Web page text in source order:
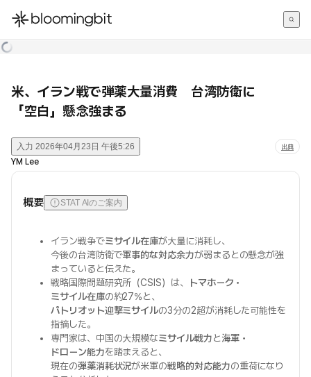
한국어
米、イラン戦で弾薬大量消費 台湾防衛に
「空白」懸念強まる
入力 2026年04月23日 午後5:26 出典
YM Lee
概要 STAT AIのご案内
イラン戦争でミサイル在庫が大量に消耗し、
今後の台湾防衛で軍事的な対応余力が弱まるとの懸念が強
まっていると伝えた。
戦略国際問題研究所（CSIS）は、
トマホーク・
ミサイル在庫の約27%と、
パトリオット迎撃ミサイルの3分の2超が消耗した可能性を
指摘した。
専門家は、中国の大規模なミサイル戦力と海軍・
ドローン能力を踏まえると、
現在の弾薬消耗状況が米軍の戦略的対応能力の重荷になり